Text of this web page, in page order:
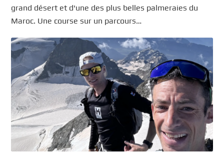
grand désert et d'une des plus belles palmeraies du
Maroc. Une course sur un parcours…